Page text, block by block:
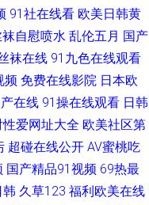
91社在线看 欧美日韩黄
自慰喷水 乱伦五月 国产
袜在线 91九色在线观看
频 免费在线影院 日本欧
在线 91操在线观看 日韩
性爱网址大全 欧美社区第
超碰在线公开 AV蜜桃吃
国产精品91视频 69热最
韩 久草123 福利欧美在线